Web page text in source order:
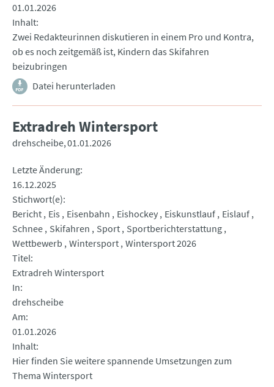
01.01.2026
Inhalt
Zwei Redakteurinnen diskutieren in einem Pro und Kontra,
ob es noch zeitgemäß ist, Kindern das Skifahren
beizubringen
Datei herunterladen
Extradreh Wintersport
drehscheibe 01.01.2026
Letzte Änderung
16.12.2025
Stichwort(e)
Bericht Eis Eisenbahn Eishockey Eiskunstlauf Eislauf
Schnee Skifahren Sport Sportberichterstattung
Wettbewerb Wintersport Wintersport 2026
Titel
Extradreh Wintersport
In
drehscheibe
Am
01.01.2026
Inhalt
Hier finden Sie weitere spannende Umsetzungen zum
Thema Wintersport